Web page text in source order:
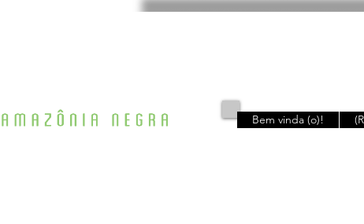
Bem vinda (o)!